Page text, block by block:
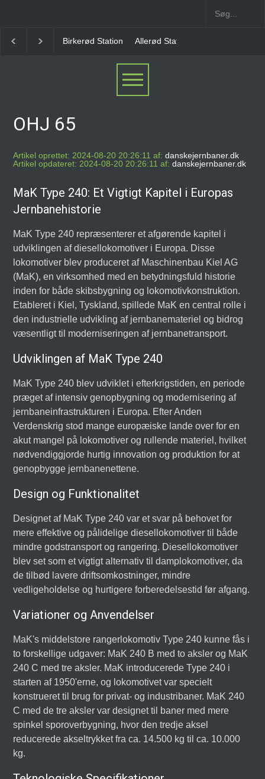
Birkerød Station Allerød Station
OHJ 65
Artikel oprettet: 2024-08-20 20:26:11 af: danskejernbaner.dk
Artikel opdateret: 2024-08-20 20:26:11 af: danskejernbaner.dk
MaK Type 240: Et Vigtigt Kapitel i Europas
Jernbanehistorie
MaK Type 240 repræsenterer et afgørende kapitel i
udviklingen af diesellokomotiver i Europa. Disse
lokomotiver blev produceret af Maschinenbau Kiel AG
(MaK), en virksomhed med en betydningsfuld historie
inden for både skibsbygning og lokomotivkonstruktion.
Etableret i Kiel, Tyskland, spillede MaK en central rolle i
den industrielle udvikling af jernbanemateriel og bidrog
væsentligt til moderniseringen af jernbanetransport.
Udviklingen af MaK Type 240
MaK Type 240 blev udviklet i efterkrigstiden, en periode
præget af intensiv genopbygning og modernisering af
jernbaneinfrastrukturen i Europa. Efter Anden
Verdenskrig stod mange europæiske lande over for en
akut mangel på lokomotiver og rullende materiel, hvilket
nødvendiggjorde hurtig innovation og produktion for at
genopbygge jernbanenettene.
Design og Funktionalitet
Designet af MaK Type 240 var et svar på behovet for
mere effektive og pålidelige diesellokomotiver til både
mindre godstransport og rangering. Diesellokomotiver
blev set som et vigtigt alternativ til damplokomotiver, da
de tilbød lavere driftsomkostninger, mindre
vedligeholdelse og hurtigere forberedelsestid før afgang.
Variationer og Anvendelser
MaK's middelstore rangerlokomotiv Type 240 kunne fås i
to forskellige udgaver: MaK 240 B med to aksler og MaK
240 C med tre aksler. MaK introducerede Type 240 i
starten af 1950'erne, og lokomotivet var specielt
konstrueret til brug for privat- og industribaner. MaK 240
C med de tre aksler var designet til baner med mere
spinkel sporoverbygning, hvor den tredje aksel
reducerede akseltrykket fra ca. 14.500 kg til ca. 10.000
kg.